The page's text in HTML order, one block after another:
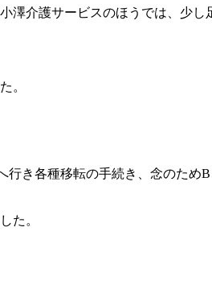
介護サービスのほうでは、少
。
き各種移転の手続き、念のため
た。